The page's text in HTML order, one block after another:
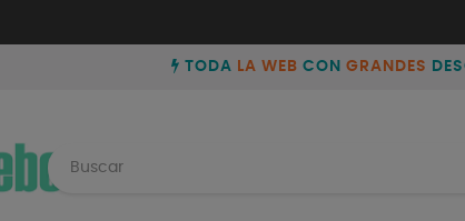
TODA LA WEB CON GRANDES